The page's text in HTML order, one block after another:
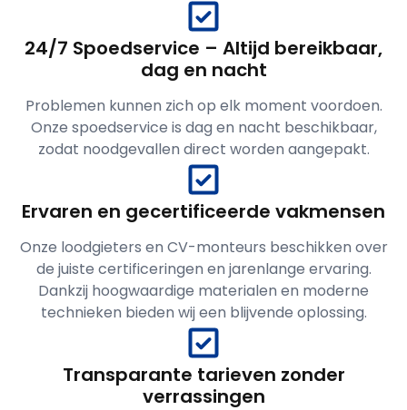
24/7 Spoedservice – Altijd bereikbaar,
dag en nacht
Problemen kunnen zich op elk moment voordoen.
Onze spoedservice is dag en nacht beschikbaar,
zodat noodgevallen direct worden aangepakt.
Ervaren en gecertificeerde vakmensen
Onze loodgieters en CV-monteurs beschikken over
de juiste certificeringen en jarenlange ervaring.
Dankzij hoogwaardige materialen en moderne
technieken bieden wij een blijvende oplossing.
Transparante tarieven zonder
verrassingen